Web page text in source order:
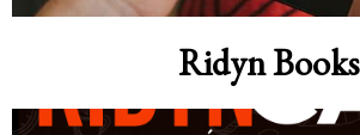
Ridyn Books